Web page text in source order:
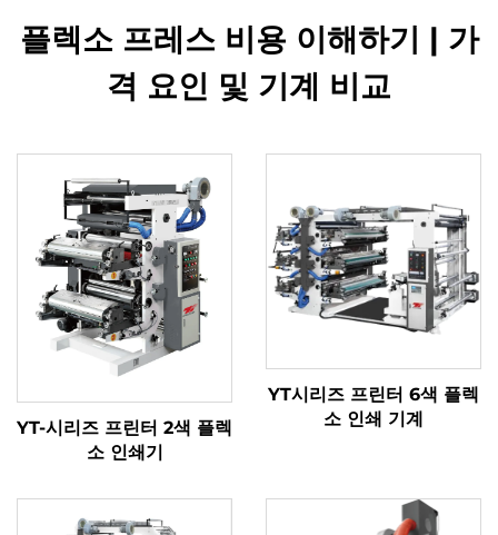
플렉소 프레스 비용 이해하기 | 가
격 요인 및 기계 비교
YT-시리즈 프린터 2색 플렉
소 인쇄기
YT시리즈 프린터 6색 플렉
소 인쇄 기계